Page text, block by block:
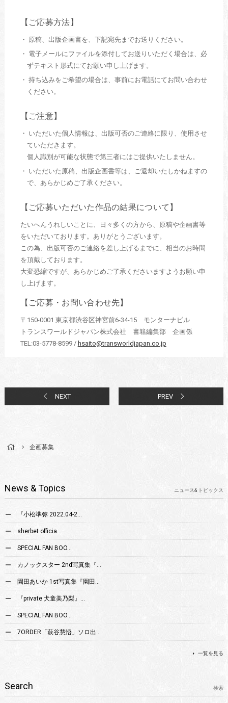
【ご応募方法】
・ 原稿、出版企画書を、下記宛先までお送りください。
・ 電子メールにファイルを添付してお送りいただく場合は、必
ずテキスト形式にてお願い申し上げます。
・ 持ち込みをご希望の場合は、事前にお電話にてお問い合わせ
ください。
【ご注意】
・ いただいた個人情報は、出版可否のご連絡に限り、使用させ
ていただきます。
個人識別が可能な状態で第三者にはご提供いたしません。
・ いただいた原稿、出版企画書等は、ご返却いたしかねますの
で、あらかじめご了承ください。
【ご応募いただいた作品の結果について】
たいへんうれしいことに、日々多くの方から、原稿や企画書等
をいただいております。ありがとうございます。
この為、出版可否のご連絡を差し上げるまでに、相当のお時間
を頂戴しております。
大変恐縮ですが、あらかじめご了承くださいますようお願い申
し上げます。
【ご応募・お問い合わせ先】
〒150-0001 東京都渋谷区神宮前6-34-15 モンターナビル
トランスワールドジャパン株式会社 書籍編集部 企画係
TEL:03-5778-8599 / hsaito@transworldjapan.co.jp
NEXT PREV
企画募集
News & Topics ニュース& トピックス
『小松準弥 2022.04-2…
sherbet officia…
SPECIAL FAN BOO…
カノックスター 2nd写真集『…
園田あいか 1st写真集『園田…
『private 犬童美乃梨』…
SPECIAL FAN BOO…
7ORDER「萩谷慧悟」ソロ出…
一覧を見る
Search 検索